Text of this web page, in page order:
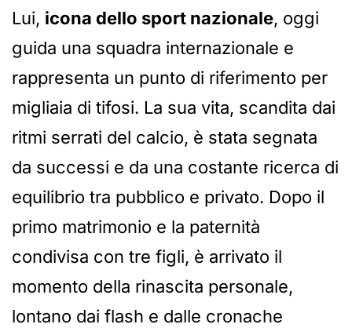
Lui, icona dello sport nazionale, oggi
guida una squadra internazionale e
rappresenta un punto di riferimento per
migliaia di tifosi. La sua vita, scandita dai
ritmi serrati del calcio, è stata segnata
da successi e da una costante ricerca di
equilibrio tra pubblico e privato. Dopo il
primo matrimonio e la paternità
condivisa con tre figli, è arrivato il
momento della rinascita personale,
lontano dai flash e dalle cronache